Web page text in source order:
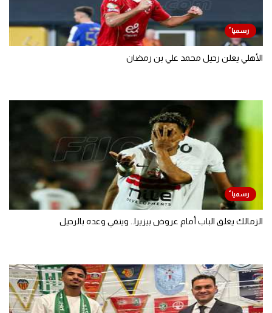
الأهلي يعلن رحيل محمد علي بن رمضان
الزمالك يغلق الباب أمام عروض بيزيرا.. وينفي وعده بالرحيل